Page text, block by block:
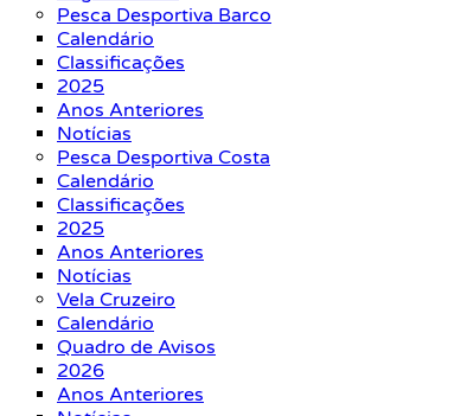
Pesca Desportiva Barco
Calendário
Classificações
2025
Anos Anteriores
Notícias
Pesca Desportiva Costa
Calendário
Classificações
2025
Anos Anteriores
Notícias
Vela Cruzeiro
Calendário
Quadro de Avisos
2026
Anos Anteriores